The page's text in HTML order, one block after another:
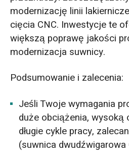
modernizację linii
cięcia CNC. Inwestycje te
większą poprawę jakości
modernizacja suwnicy.
Podsumowanie i zalecenia:
Jeśli Twoje wymagania
duże obciążenia,
długie cykle pracy,
(suwnica dwudźwigarowa